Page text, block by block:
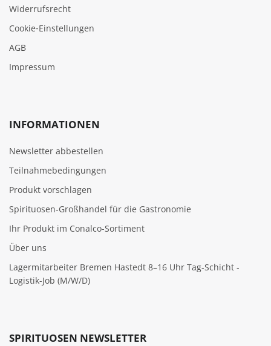
Widerrufsrecht
Cookie‑Einstellungen
AGB
Impressum
INFORMATIONEN
Newsletter abbestellen
Teilnahmebedingungen
Produkt vorschlagen
Spirituosen-Großhandel für die Gastronomie
Ihr Produkt im Conalco-Sortiment
Über uns
Lagermitarbeiter Bremen Hastedt 8–16 Uhr Tag-Schicht -
Logistik-Job (M/W/D)
SPIRITUOSEN NEWSLETTER